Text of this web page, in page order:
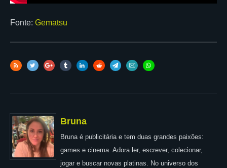
Fonte: Gematsu
Bruna
Bruna é publicitária e tem duas grandes paixões:
games e cinema. Adora ler, escrever, colecionar,
jogar e buscar novas platinas. No universo dos